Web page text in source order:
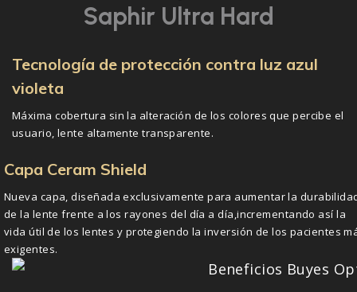
Saphir Ultra Hard
Tecnología de protección contra luz azul
violeta
Máxima cobertura sin la alteración de los colores que percibe el
usuario, lente altamente transparente.
Capa Ceram Shield
Nueva capa, diseñada exclusivamente para aumentar la
de la lente frente a los rayones del día a día,incrementando así la
vida útil de los lentes y protegiendo la inversión de los pacientes
exigentes.